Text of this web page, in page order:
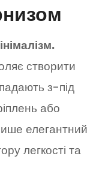
створити
з-під
або
елегантний
легкості та